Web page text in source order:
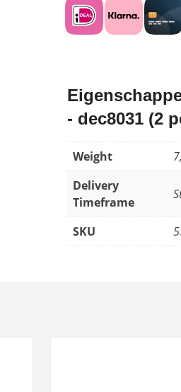
- dec8031 (2
Weight
Delivery
Timeframe
SKU